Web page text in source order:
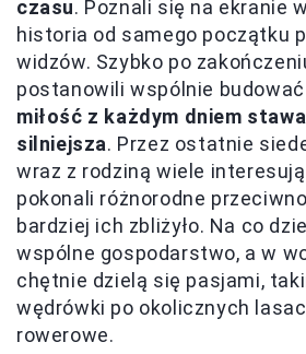
czasu. Poznali się na ekranie
historia od samego początku
widzów. Szybko po
postanowili wspólnie
miłość z każdym dniem
silniejsza. Przez ostatnie
wraz z rodziną wiele
pokonali różnorodne
bardziej ich zbliżyło. Na co
wspólne gospodarstwo, a w
chętnie dzielą się pasjami,
wędrówki po okolicznych
rowerowe.